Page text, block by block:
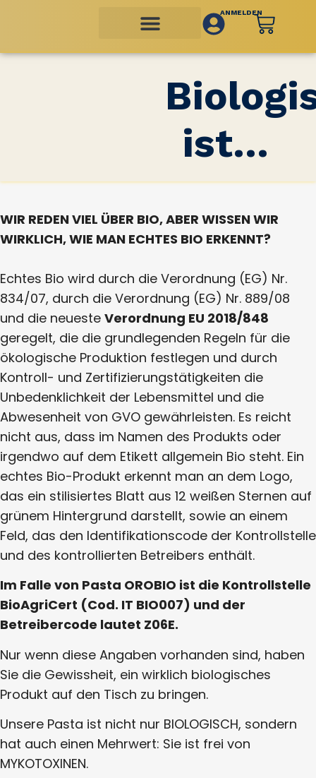
ANMELDEN
ist...
WIR REDEN VIEL ÜBER BIO, ABER WISSEN WIR
WIRKLICH, WIE MAN ECHTES BIO ERKENNT?
Echtes Bio wird durch die Verordnung (EG) Nr.
834/07, durch die Verordnung (EG) Nr. 889/08
und die neueste Verordnung EU 2018/848
geregelt, die die grundlegenden Regeln für die
ökologische Produktion festlegen und durch
Kontroll- und Zertifizierungstätigkeiten die
Unbedenklichkeit der Lebensmittel und die
Abwesenheit von GVO gewährleisten. Es reicht
nicht aus, dass im Namen des Produkts oder
irgendwo auf dem Etikett allgemein Bio steht. Ein
echtes Bio-Produkt erkennt man an dem Logo,
das ein stilisiertes Blatt aus 12 weißen Sternen auf
grünem Hintergrund darstellt, sowie an einem
Feld, das den Identifikationscode der Kontrollstelle
und des kontrollierten Betreibers enthält.
Im Falle von Pasta OROBIO ist die Kontrollstelle
BioAgriCert (Cod. IT BIO007) und der
Betreibercode lautet Z06E.
Nur wenn diese Angaben vorhanden sind, haben
Sie die Gewissheit, ein wirklich biologisches
Produkt auf den Tisch zu bringen.
Unsere Pasta ist nicht nur BIOLOGISCH, sondern
hat auch einen Mehrwert: Sie ist frei von
MYKOTOXINEN.